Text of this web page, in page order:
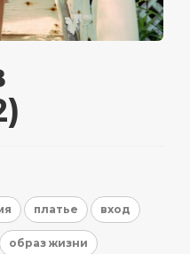
платье вход
образ жизни